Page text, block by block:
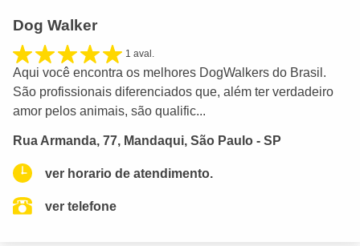
Dog Walker
1 aval.
Aqui você encontra os melhores DogWalkers do Brasil.
São profissionais diferenciados que, além ter verdadeiro
amor pelos animais, são qualific...
Rua Armanda, 77, Mandaqui, São Paulo - SP
ver horario de atendimento.
ver telefone